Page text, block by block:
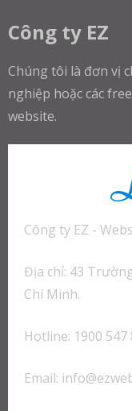
Công ty EZ
Chúng tôi là đơn vị
nghiệp hoặc các
website.
Công ty EZ -
Địa chỉ: 43
Chí Minh.
Hotline: 1900 547
Email: